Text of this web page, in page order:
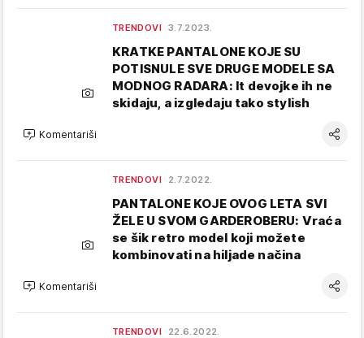
TRENDOVI 3.7.2023.
KRATKE PANTALONE KOJE SU
POTISNULE SVE DRUGE MODELE SA
MODNOG RADARA: It devojke ih ne
skidaju, a izgledaju tako stylish
Komentariši
TRENDOVI 2.7.2022.
PANTALONE KOJE OVOG LETA SVI
ŽELE U SVOM GARDEROBERU: Vraća
se šik retro model koji možete
kombinovati na hiljade načina
Komentariši
TRENDOVI 22.6.2022.